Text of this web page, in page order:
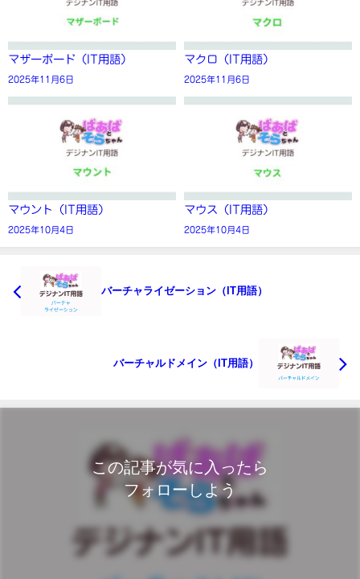
マザーボード（IT用語）
2025年11月6日
マクロ（IT用語）
2025年11月6日
マウント（IT用語）
2025年10月4日
マウス（IT用語）
2025年10月4日
バーチャライゼーション（IT用語）
バーチャルドメイン（IT用語）
この記事が気に入ったら
フォローしよう